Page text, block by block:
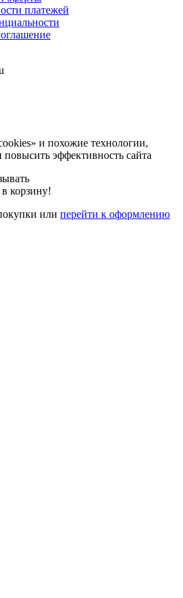
платежей
и похожие технологии,
эффективность сайта
корзину!
или перейти к оформлению